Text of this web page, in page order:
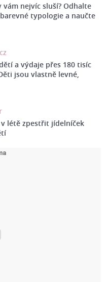
vám nejvíc sluší? Odhalte
typologie a naučte
a výdaje přes 180 tisíc
jsou vlastně levné,
létě zpestřit jídelníček